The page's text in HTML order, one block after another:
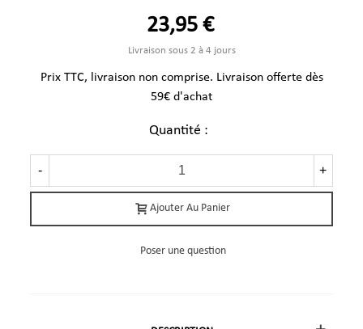
23,95 €
Livraison sous 2 à 4 jours
Prix TTC, livraison non comprise. Livraison offerte dès
59€ d'achat
Quantité :
- +
Ajouter Au Panier
Poser une question